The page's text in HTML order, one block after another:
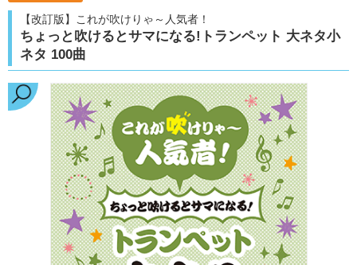
【改訂版】これが吹けりゃ～人気者！
ちょっと吹けるとサマになる!トランペット 大ネタ小
ネタ 100曲